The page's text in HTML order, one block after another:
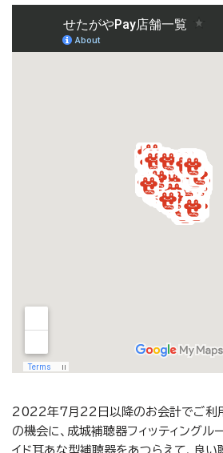
2022年7月22日以降のお会計でご利用
の機会に、成城補聴器フィッティングル
イド耳あな型補聴器をあつらえて、良い